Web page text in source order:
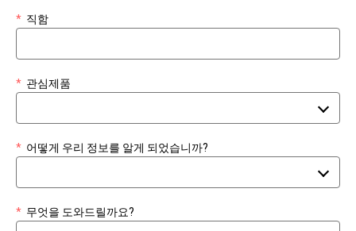
직함
*
관심제품
*
어떻게 우리 정보를 알게 되었습니까?
*
무엇을 도와드릴까요?
*